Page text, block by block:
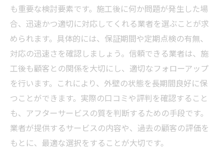
も重要な検討要素です。施工後に何か問題が発生した場
合、迅速かつ適切に対応してくれる業者を選ぶことが求
められます。具体的には、保証期間や定期点検の有無、
対応の迅速さを確認しましょう。信頼できる業者は、施
工後も顧客との関係を大切にし、適切なフォローアップ
を行います。これにより、外壁の状態を長期間良好に保
つことができます。実際の口コミや評判を確認すること
も、アフターサービスの質を判断するための手段です。
業者が提供するサービスの内容や、過去の顧客の評価を
もとに、最適な選択をすることが大切です。